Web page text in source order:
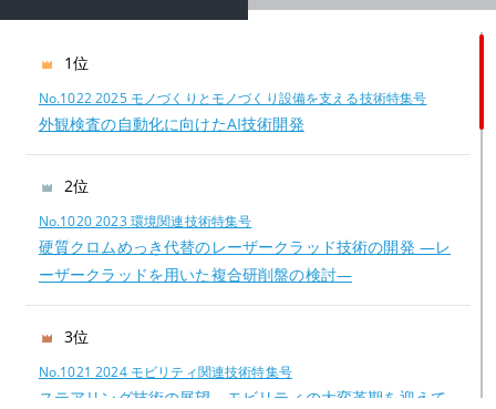
1位
No.1022 2025 モノづくりとモノづくり設備を支える技術特集号
外観検査の自動化に向けたAI技術開発
2位
No.1020 2023 環境関連技術特集号
硬質クロムめっき代替のレーザークラッド技術の開発 —レ
ーザークラッドを用いた複合研削盤の検討—
3位
No.1021 2024 モビリティ関連技術特集号
ステアリング技術の展望―モビリティの大変革期を迎えて